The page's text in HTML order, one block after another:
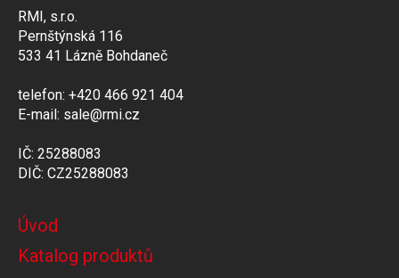
RMI, s.r.o.
Pernštýnská 116
533 41 Lázně Bohdaneč
telefon: +420 466 921 404
E-mail: sale@rmi.cz
IČ: 25288083
DIČ: CZ25288083
Úvod
Katalog produktů